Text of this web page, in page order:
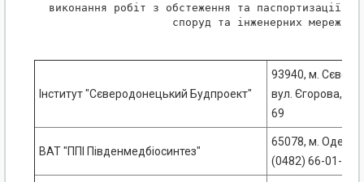
виконання робіт з обстеження та паспортизації
                    споруд та інженерних мереж
Інститут "Сєверодонецький Будпроект"
93940, м.
вул. Єгорова, 22
69
ВАТ "ППІ Південмедбіосинтез"
65078, м. Одеса,
(0482) 66-01-23,